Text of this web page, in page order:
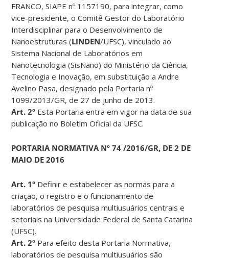
FRANCO, SIAPE nº 1157190, para integrar, como
vice-presidente, o Comitê Gestor do Laboratório
Interdisciplinar para o Desenvolvimento de
Nanoestruturas (LINDEN/UFSC), vinculado ao
Sistema Nacional de Laboratórios em
Nanotecnologia (SisNano) do Ministério da Ciência,
Tecnologia e Inovação, em substituição a Andre
Avelino Pasa, designado pela Portaria nº
1099/2013/GR, de 27 de junho de 2013.
Art. 2º Esta Portaria entra em vigor na data de sua
publicação no Boletim Oficial da UFSC.
PORTARIA NORMATIVA Nº 74 /2016/GR, DE 2 DE
MAIO DE 2016
Art. 1º Definir e estabelecer as normas para a
criação, o registro e o funcionamento de
laboratórios de pesquisa multiusuários centrais e
setoriais na Universidade Federal de Santa Catarina
(UFSC).
Art. 2º Para efeito desta Portaria Normativa,
laboratórios de pesquisa multiusuários são